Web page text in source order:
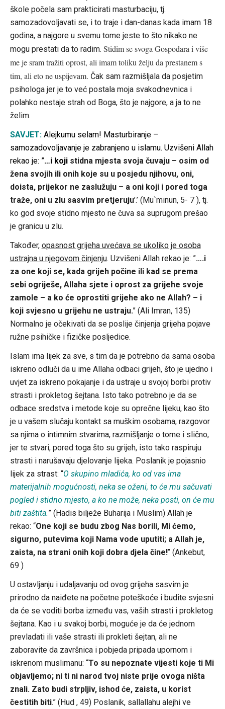
škole počela sam prakticirati masturbaciju, tj.
samozadovoljavati se, i to traje i dan-danas kada imam 18
godina, a najgore u svemu tome jeste to što nikako ne
mogu prestati da to radim. Stidim se svoga Gospodara i više
me je sram tražiti oprost, ali imam toliku želju da prestanem s
tim, ali eto ne uspijevam. Čak sam razmišljala da posjetim
psihologa jer je to već postala moja svakodnevnica i
polahko nestaje strah od Boga, što je najgore, a ja to ne
želim.
SAVJET: Alejkumu selam! Masturbiranje –
samozadovoljavanje je zabranjeno u islamu. Uzvišeni Allah
rekao je: ”…i kojistidna mjesta svoja čuvaju – osim od
žena svojih ili onih koje su u posjedu njihovu, oni,
doista, prijekor ne zaslužuju – a oni koji i pored toga
traže, oni u zlu sasvim pretjeruju’.’ (Mu`minun, 5- 7 ), tj.
ko god svoje stidno mjesto ne čuva sa suprugom prešao
je granicu u zlu.
Također, opasnost grijeha uvećava se ukoliko je osoba
ustrajna u njegovom činjenju. Uzvišeni Allah rekao je: ”….i
za one koji se, kada grijeh počine ili kad se prema
sebi ogriješe, Allaha sjete i oprost za grijehe svoje
zamole – a ko će oprostiti grijehe ako ne Allah? – i
koji svjesno u grijehu ne ustraju.’’ (Ali Imran, 135)
Normalno je očekivati da se poslije činjenja grijeha pojave
ružne psihičke i fizičke posljedice.
Islam ima lijek za sve, s tim da je potrebno da sama osoba
iskreno odluči da u ime Allaha odbaci grijeh, što je ujedno i
uvjet za iskreno pokajanje i da ustraje u svojoj borbi protiv
strasti i prokletog šejtana. Isto tako potrebno je da se
odbace sredstva i metode koje su oprečne lijeku, kao što
je u vašem slučaju kontakt sa muškim osobama, razgovor
sa njima o intimnim stvarima, razmišljanje o tome i slično,
jer te stvari, pored toga što su grijeh, isto tako raspiruju
strasti i narušavaju djelovanje lijeka. Poslanik je pojasnio
lijek za strast: “O skupino mladića, ko od vas ima
materijalnih mogućnosti, neka se oženi, to će mu sačuvati
pogled i stidno mjesto, a ko ne može, neka posti, on će mu
biti zaštita.” (Hadis bilježe Buharija i Muslim) Allah je
rekao: “One koji se budu zbog Nas borili, Mi ćemo,
sigurno, putevima koji Nama vode uputiti; a Allah je,
zaista, na strani onih koji dobra djela čine!’’ (Ankebut,
69 )
U ostavljanju i udaljavanju od ovog grijeha sasvim je
prirodno da naiđete na početne poteškoće i budite svjesni
da će se voditi borba između vas, vaših strasti i prokletog
šejtana. Kao i u svakoj borbi, moguće je da će jednom
prevladati ili vaše strasti ili prokleti šejtan, ali ne
zaboravite da završnica i pobjeda pripada upornom i
iskrenom muslimanu: “To su nepoznate vijesti koje ti Mi
objavljemo; ni ti ni narod tvoj niste prije ovoga ništa
znali. Zato budi strpljiv, ishod će, zaista, u korist
čestitih biti.” (Hud , 49) Poslanik, sallallahu alejhi ve